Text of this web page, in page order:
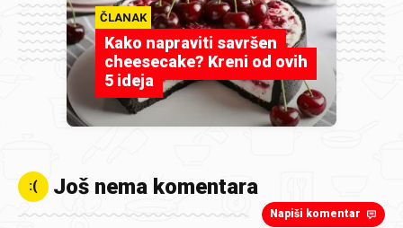
ČLANAK
Kako napraviti savršen
cheesecake? Kreni od ovih
5 ideja
:( Još nema komentara
Napiši komentar